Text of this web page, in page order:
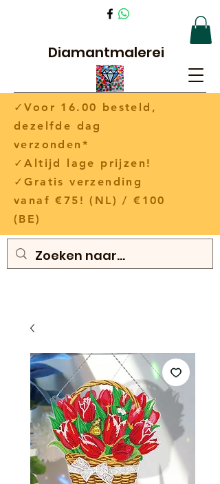
Diamantmalerei
✓Voor 16.00 besteld,
dezelfde dag
verzonden*
✓Altijd lage prijzen!
✓Gratis verzending
vanaf €75! (NL) / €100
(BE)